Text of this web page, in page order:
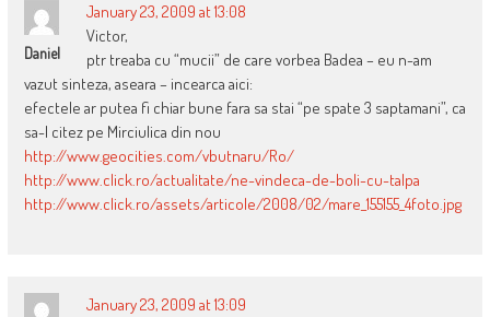
Daniel
January 23, 2009 at 13:08
Victor,
ptr treaba cu “mucii” de care vorbea Badea – eu n-am
vazut sinteza, aseara – incearca aici:
efectele ar putea fi chiar bune fara sa stai “pe spate 3 saptamani”, ca
sa-l citez pe Mirciulica din nou
http://www.geocities.com/vbutnaru/Ro/
http://www.click.ro/actualitate/ne-vindeca-de-boli-cu-talpa
http://www.click.ro/assets/articole/2008/02/mare_155155_4foto.jpg
January 23, 2009 at 13:09